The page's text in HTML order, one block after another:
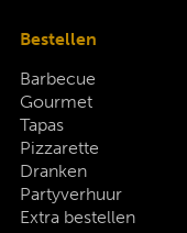
Bestellen
Barbecue
Gourmet
Tapas
Pizzarette
Dranken
Partyverhuur
Extra bestellen